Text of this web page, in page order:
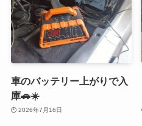
車のバッテリー上がりで入
庫🚗☀️
2026年7月16日